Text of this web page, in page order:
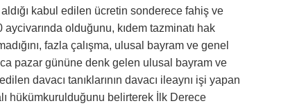
kabul edilen ücretin sonderece fahiş ve
aycivarında olduğunu, kıdem tazminatı hak
fazla çalışma, ulusal bayram ve genel
pazar gününe denk gelen ulusal bayram ve
davacı tanıklarının davacı ileaynı işi yapan
hükümkurulduğunu belirterek İlk Derece